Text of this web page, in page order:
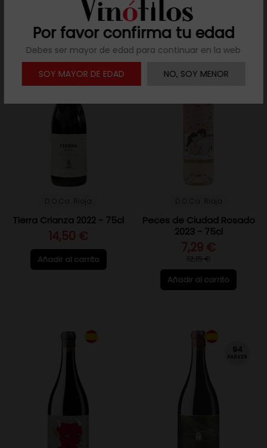
Por favor confirma tu edad
Debes ser mayor de edad para continuar en la web
SOY MAYOR DE EDAD
NO, SOY MENOR
Añadir al carrito
Tierra Crianza 2022 - 75cl
14,50 €
Añadir al carrito
PROMO/ -40%
Peces de Ciudad Rosado
2023 - 75cl
7,29 €
12,15 €
Añadir al carrito
94
PARKER